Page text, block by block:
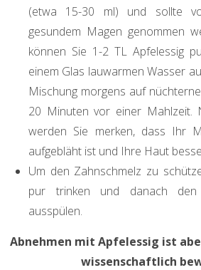
(etwa 15-30 ml) und sollte
gesundem Magen genommen
können Sie 1-2 TL Apfelessig
einem Glas lauwarmen Wasser
Mischung morgens auf
20 Minuten vor einer Mahlzeit.
werden Sie merken, dass Ihr
aufgebläht ist und Ihre Haut
Um den Zahnschmelz zu
pur trinken und danach
ausspülen.
Abnehmen mit Apfelessig ist
wissenschaftlich